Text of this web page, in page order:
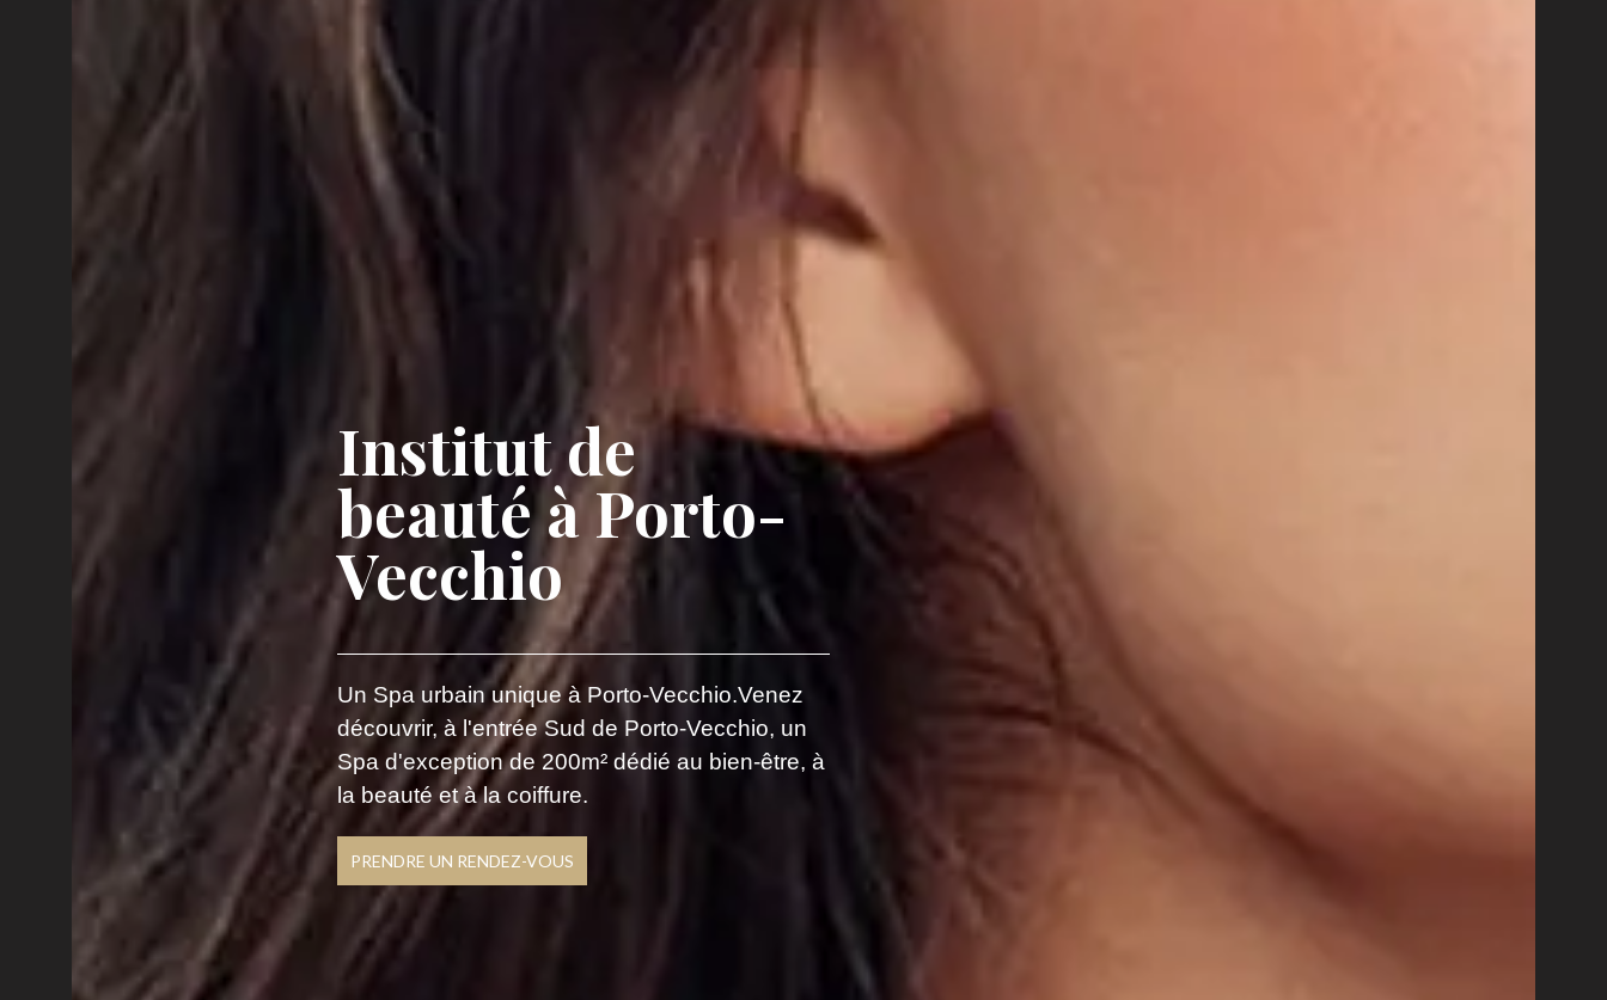
Institut de
beauté à Porto-
Vecchio
Un Spa urbain unique à Porto-Vecchio.Venez
découvrir, à l'entrée Sud de Porto-Vecchio, un
Spa d'exception de 200m² dédié au bien-être, à
la beauté et à la coiffure.
PRENDRE UN RENDEZ-VOUS